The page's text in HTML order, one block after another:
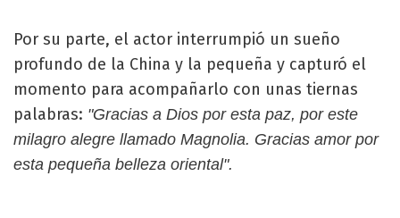
Por su parte, el actor interrumpió un sueño
profundo de la China y la pequeña y capturó el
momento para acompañarlo con unas tiernas
palabras: "Gracias a Dios por esta paz, por este
milagro alegre llamado Magnolia. Gracias amor por
esta pequeña belleza oriental".